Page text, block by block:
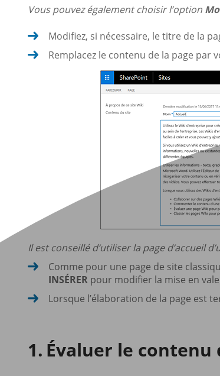
Vous pouvez également choisir l’option
Modifiez, si nécessaire, le titre de la
Remplacez le contenu de la page par
Il est conseillé d’utiliser la page d’accueil
Comme pour une page de site
INSÉRER pour modifier la mise en
Lorsque l’élaboration de la page est
Évaluer le contenu